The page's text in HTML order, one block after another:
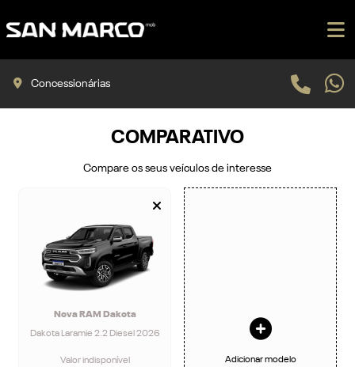
Concessionárias
COMPARATIVO
Compare os seus veículos de interesse
Nova RAM Dakota
Dakota Laramie 2.2 Diesel 2026
Valor indisponível Adicionar modelo